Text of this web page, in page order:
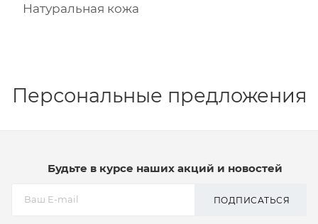
Натуральная кожа
Персональные предложения
Будьте в курсе наших акций и новостей
ПОДПИСАТЬСЯ